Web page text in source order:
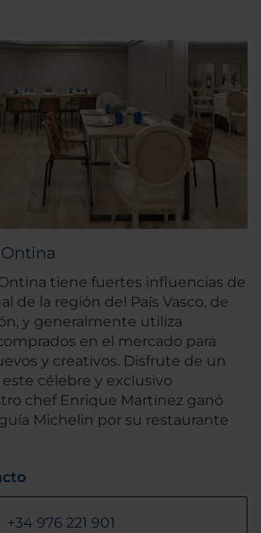
tiene fuertes influencias de
de la región del País Vasco, de
y generalmente utiliza
en el mercado para
y creativos. Disfrute de un
célebre y exclusivo
chef Enrique Martínez ganó
Michelin por su restaurante
+34 976 221 901